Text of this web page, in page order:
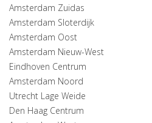
Amsterdam Zuidas
Amsterdam Sloterdijk
Amsterdam Oost
Amsterdam Nieuw-West
Eindhoven Centrum
Amsterdam Noord
Utrecht Lage Weide
Den Haag Centrum